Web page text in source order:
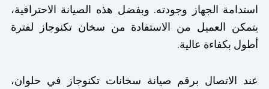
استدامة الجهاز وجودته. وبفضل هذه الصيانة الاحترافية،
يتمكن العميل من الاستفادة من سخان تكنوجاز لفترة
أطول بكفاءة عالية.
عند الاتصال برقم صيانة سخانات تكنوجاز في حلوان،